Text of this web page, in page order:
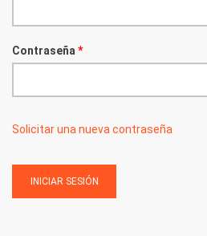
Contraseña *
Solicitar una nueva contraseña